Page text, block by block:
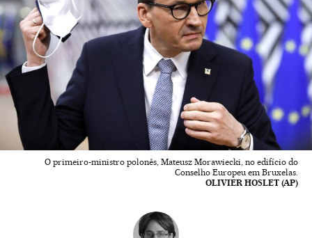
O primeiro-ministro polonês, Mateusz Morawiecki, no edifício do
Conselho Europeu em Bruxelas.
OLIVIER HOSLET (AP)